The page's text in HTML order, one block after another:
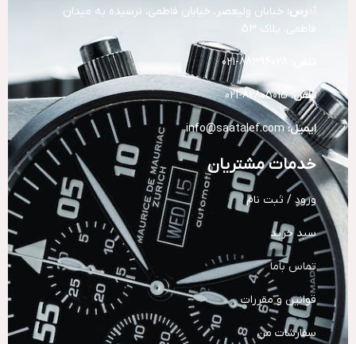
رس: خیابان ولیعصر، خیابان فاطمی، نرسیده به میدان
فاطمی، پلاک 53
تلفن:82805015-021
ایمیل: info@saatalef.com
خدمات مشتریان
ورود / ثبت نام
سبد خرید
تماس باما
قوانین و مقررات
سفارشات من